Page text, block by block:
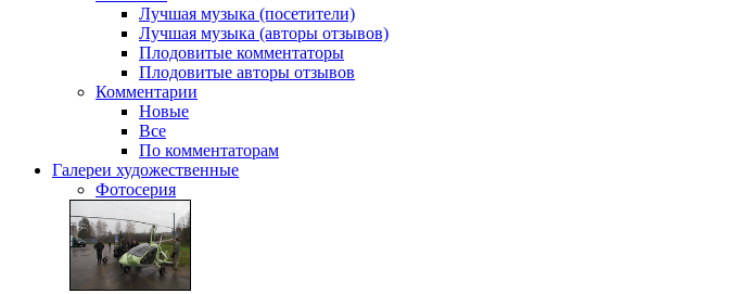
Лучшая музыка (посетители)
Лучшая музыка (авторы отзывов)
Плодовитые комментаторы
Плодовитые авторы отзывов
Комментарии
Новые
Все
По комментаторам
Галереи художественные
Фотосерия